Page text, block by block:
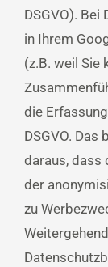
DSGVO).
in Ihrem
(z.B. weil Sie
die
DSGVO.
daraus, dass
der
zu